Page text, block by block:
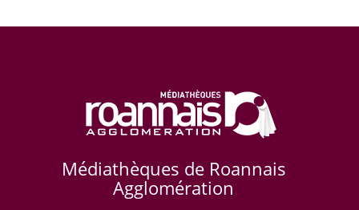
Médiathèques de Roannais
Agglomération